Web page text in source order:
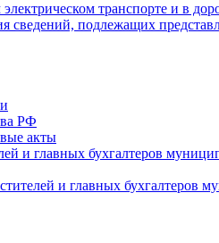
транспорте и в
подлежащих
РФ
акты
и главных бухгалтеров
и главных